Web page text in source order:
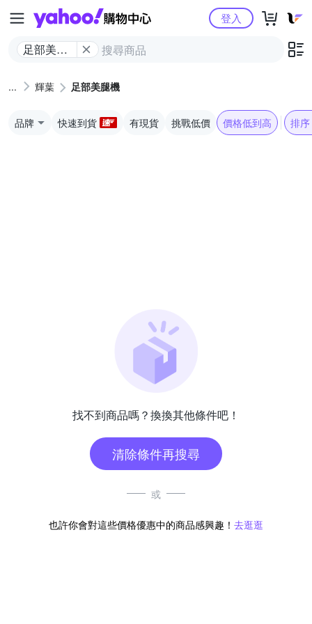
Yahoo購物中心
足部美腿
登入
輝葉 足部美腿機
品牌 快速到貨 有現貨 挑戰低價 價格低到高 排序
找不到商品嗎？換換其他條件吧！
清除條件再搜尋
或
也許你會對這些價格優惠中的商品感興趣！ 去逛逛